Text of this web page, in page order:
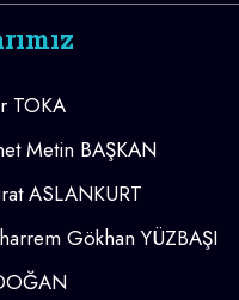
TOKA
Metin BAŞKAN
ASLANKURT
Gökhan YÜZBAŞI